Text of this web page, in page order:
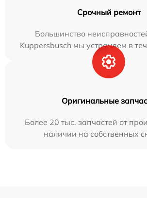
Срочный ремонт
Большинство
Kuppersbusch мы устраняем в
Оригинальные
Более 20 тыс. запчастей от
наличии на собственных